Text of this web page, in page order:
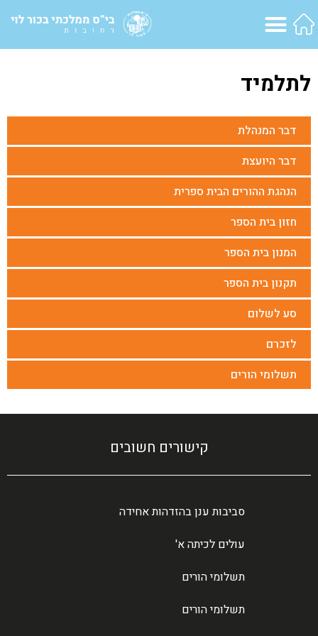
דבר המנהלת
דבר היועצת
הנהגת ההורים הבית ספרית
חזון בית הספר
המנון בית הספר
תקנון בית הספר
סע לשלום
לזכרם
תשלומי הורים
לתלמיד
קישורים חשובים
סביבות ענן בהזדהות אחידה
עולים לכיתה א'
תשלומי הורים
תשלומי הורים